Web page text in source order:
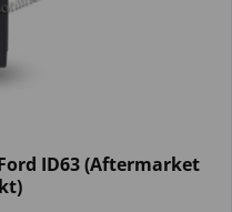
ID63 (Aftermarket